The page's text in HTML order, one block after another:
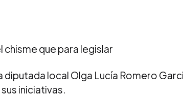
que para legislar
local Olga Lucía Romero
iniciativas.